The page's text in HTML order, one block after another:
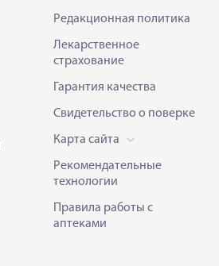
Редакционная политика
Лекарственное
страхование
Гарантия качества
Свидетельство о поверке
Карта сайта
Рекомендательные
технологии
Правила работы с
аптеками